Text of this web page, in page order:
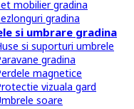
mobilier gradina
gradina
si umbrare gradina
si suporturi umbrele
gradina
magnetice
vizuala gard
soare